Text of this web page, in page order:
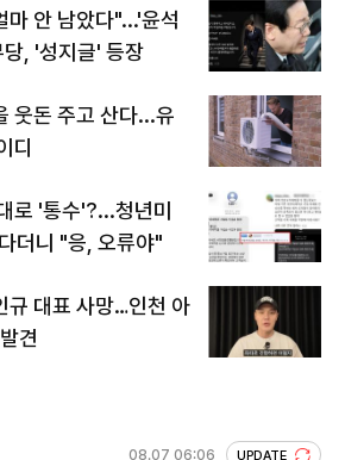
마 안 남았다"...'윤석
, '성지글' 등장
웃돈 주고 산다...유
디
로 '통수'?...청년미
더니 "응, 오류야"
규 대표 사망…인천 아
견
08.07 06:06 UPDATE